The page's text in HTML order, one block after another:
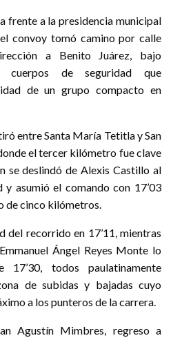
frente a la presidencia municipal
convoy tomó camino por calle
a Benito Juárez, bajo
de seguridad que
de un grupo compacto en
entre Santa María Tetitla y San
el tercer kilómetro fue clave
se deslindó de Alexis Castillo al
asumió el comando con 17’03
de cinco kilómetros.
del recorrido en 17’11, mientras
Ángel Reyes Monte lo
todos paulatinamente
de subidas y bajadas cuyo
a los punteros de la carrera.
Agustín Mimbres, regreso a